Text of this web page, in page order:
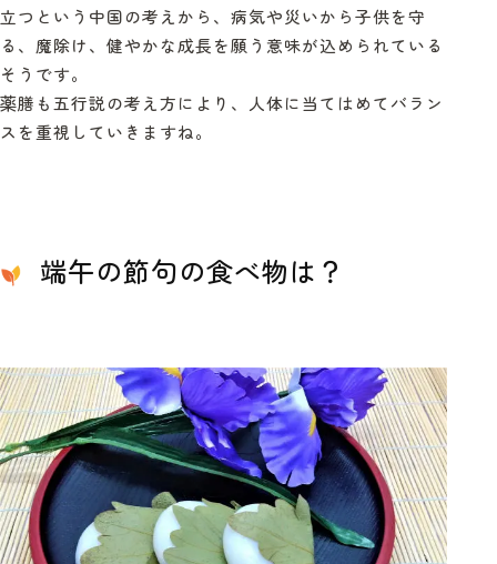
立つという中国の考えから、病気や災いから子供を守
る、魔除け、健やかな成長を願う意味が込められている
そうです。
薬膳も五行説の考え方により、人体に当てはめてバラン
スを重視していきますね。
端午の節句の食べ物は？